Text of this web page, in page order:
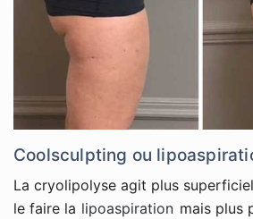
Coolsculpting ou
La cryolipolyse agit plus
le faire la lipoaspiration mais plus